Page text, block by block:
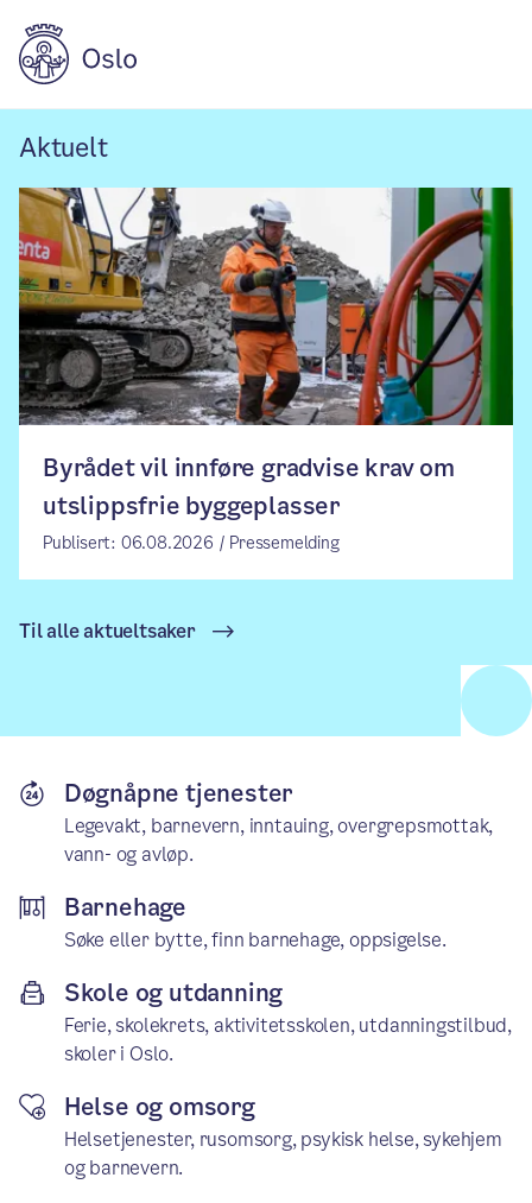
Aktuelt
Aktuelt
Byrådet vil innføre gradvise krav om
utslippsfrie byggeplasser
Publisert: 06.08.2026 / Pressemelding
Til alle aktueltsaker
Døgnåpne tjenester
Legevakt, barnevern, inntauing, overgrepsmottak,
vann- og avløp.
Barnehage
Søke eller bytte, finn barnehage, oppsigelse.
Skole og utdanning
Ferie, skolekrets, aktivitetsskolen, utdanningstilbud,
skoler i Oslo.
Helse og omsorg
Helsetjenester, rusomsorg, psykisk helse, sykehjem
og barnevern.